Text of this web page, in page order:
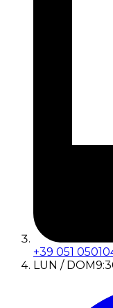
+39 051
LUN / DOM